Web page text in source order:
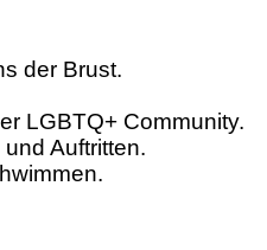
der Brust.
LGBTQ+ Community.
Auftritten.